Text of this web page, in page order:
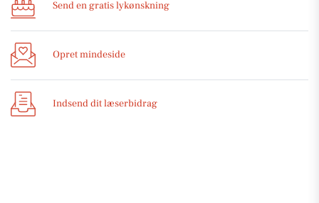
Send en gratis lykønskning
Opret mindeside
Indsend dit læserbidrag